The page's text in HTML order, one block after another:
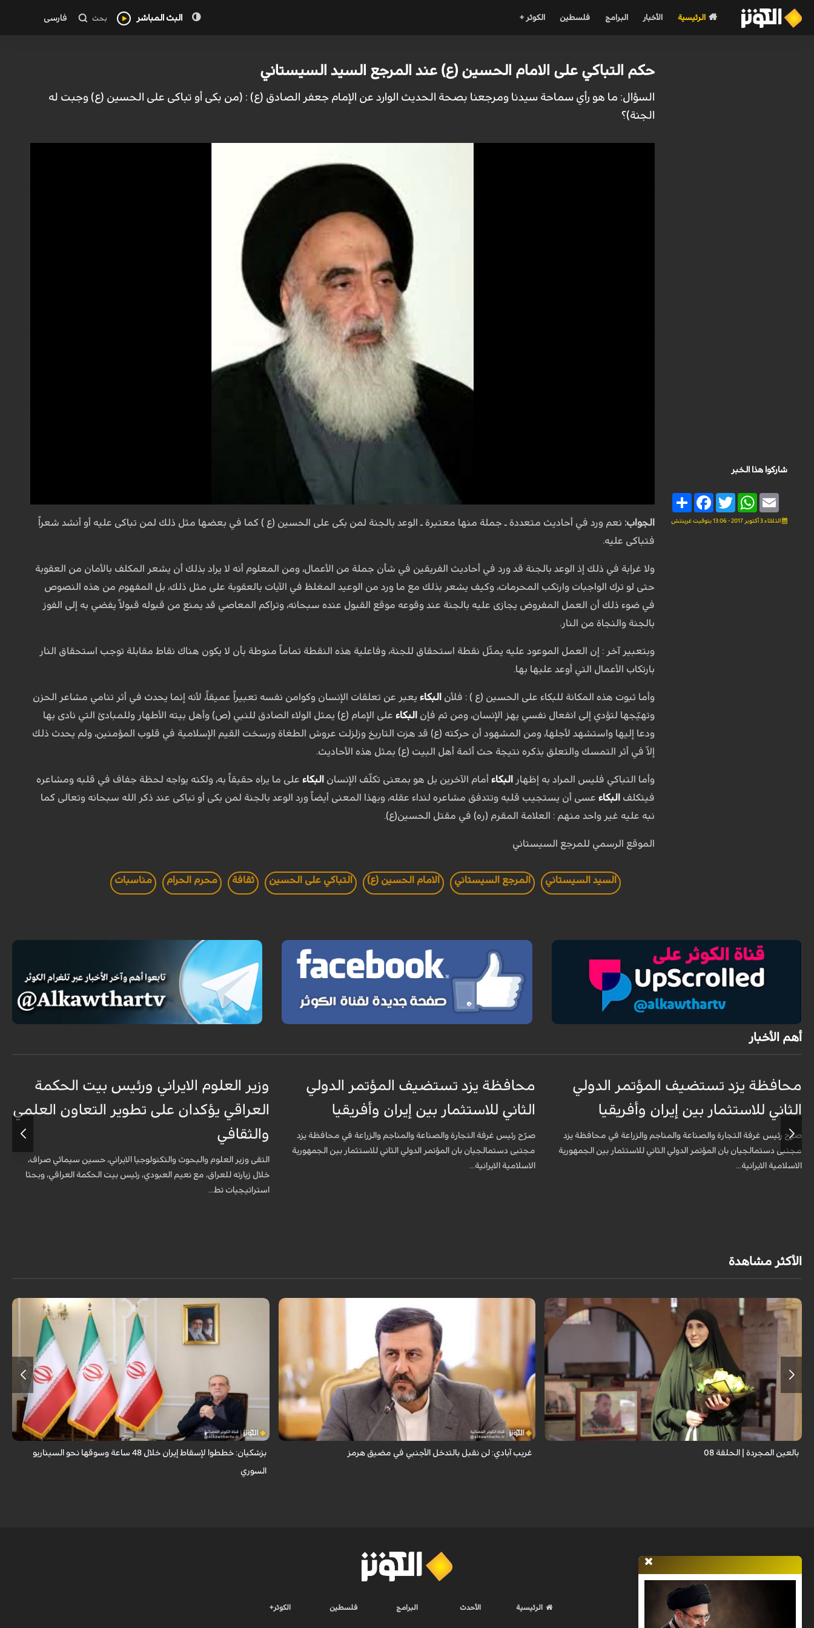
الرئيسية الأخبار البرامج فلسطين الكوثر + البث المباشر بحث فارسی
شاركوا هذا الخبر
Share
FacebookTwitter
WhatsAppEmail
الثلاثاء 3 أكتوبر 2017 - 13:06 بتوقيت غرينتش
حكم التباكي على الامام الحسين (ع) عند المرجع السيد السيستاني
السؤال: ما هو رأي سماحة سيدنا ومرجعنا بصحة الحديث الوارد عن الإمام جعفر الصادق (ع) : (من بكى أو تباكى على الحسين (ع) وجبت له
الجنة)؟
الجواب: نعم ورد في أحاديث متعددة ـ جملة منها معتبرة ـ الوعد بالجنة لمن بكى على الحسين (ع ) كما في بعضها مثل ذلك لمن تباكى عليه أو أنشد شعراً
فتباكى عليه.
ولا غرابة في ذلك إذ الوعد بالجنة قد ورد في أحاديث الفريقين في شأن جملة من الأعمال، ومن المعلوم أنه لا يراد بذلك أن يشعر المكلف بالأمان من العقوبة
حتى لو ترك الواجبات وارتكب المحرمات، وكيف يشعر بذلك مع ما ورد من الوعيد المغلظ في الآيات بالعقوبة على مثل ذلك، بل المفهوم من هذه النصوص
في ضوء ذلك أن العمل المفروض يجازى عليه بالجنة عند وقوعه موقع القبول عنده سبحانه، وتراكم المعاصي قد يمنع من قبوله قبولاً يفضي به إلى الفوز
بالجنة والنجاة من النار.
وبتعبير آخر : إن العمل الموعود عليه يمثّل نقطة استحقاق للجنة، وفاعلية هذه النقطة تماماً منوطة بأن لا يكون هناك نقاط مقابلة توجب استحقاق النار
بارتكاب الأعمال التي أوعد عليها بها.
وأما ثبوت هذه المكانة للبكاء على الحسين (ع ) : فلأن البكاءيعبر عن تعلقات الإنسان وكوامن نفسه تعبيراً عميقاً، لأنه إنما يحدث في أثر تنامي مشاعر الحزن
وتهيّجها لتؤدي إلى انفعال نفسي يهز الإنسان، ومن ثم فإن البكاءعلى الإمام (ع) يمثل الولاء الصادق للنبي (ص) وأهل بيته الأطهار وللمبادئ التي نادى بها
ودعا إليها واستشهد لأجلها، ومن المشهود أن حركته (ع) قد هزت التاريخ وزلزلت عروش الطغاة ورسخت القيم الإسلامية في قلوب المؤمنين، ولم يحدث ذلك
إلاّ في أثر التمسك والتعلق بذكره نتيجة حث أئمة أهل البيت (ع) بمثل هذه الأحاديث.
وأما التباكي فليس المراد به إظهار البكاءأمام الآخرين بل هو بمعنى تكلّف الإنسان البكاءعلى ما يراه حقيقاً به، ولكنه يواجه لحظة جفاف في قلبه ومشاعره
فيتكلف البكاءعسى أن يستجيب قلبه وتتدفق مشاعره لنداء عقله، وبهذا المعنى أيضاً ورد الوعد بالجنة لمن بكى أو تباكى عند ذكر الله سبحانه وتعالى كما
نبه عليه غير واحد منهم : العلامة المقرم (ره) في مقتل الحسين(ع).
الموقع الرسمي للمرجع السيستاني
السيد السيستاني المرجع السيستاني الامام الحسين (ع) التباكي على الحسين ثقافة محرم الحرام مناسبات
أهم الأخبار
محافظة يزد تستضيف المؤتمر الدولي
الثاني للاستثمار بين إيران وأفريقيا
صرّح رئيس غرفة التجارة والصناعة والمناجم والزراعة في محافظة يزد
مجتبى دستمالجيان بان المؤتمر الدولي الثاني للاستثمار بين الجمهورية
الاسلامية الايرانية...
محافظة يزد تستضيف المؤتمر الدولي
الثاني للاستثمار بين إيران وأفريقيا
صرّح رئيس غرفة التجارة والصناعة والمناجم والزراعة في محافظة يزد
مجتبى دستمالجيان بان المؤتمر الدولي الثاني للاستثمار بين الجمهورية
الاسلامية الايرانية...
وزير العلوم الايراني ورئيس بيت الحكمة
العراقي يؤكدان على تطوير التعاون العلمي
والثقافي
التقى وزير العلوم والبحوث والتكنولوجيا الايراني، حسين سيمائي صراف،
خلال زيارته للعراق، مع نعيم العبودي، رئيس بيت الحكمة العراقي، وبحثا
استراتيجيات تط...
الأكثر مشاهدة
برنامج "بالعين المجردة" هو توثيق إنسانيٌّ شجاعٌ للحياة تحت وطأة الحرب، حيث
نستمع فيه إلى شهاداتٍ حيّةٍ لأشخاص عايشوا التفجيرات والدمار، فنرى بعيونهم
بالعين المجردة | الحلقة 08
قال نائب وزير الخارجية الإيراني كاظم غريب آبادي، إن إيران لن تقبل بالتدخل
الأجنبي في مضيق هرمز.
غريب آبادي: لن نقبل بالتدخل الأجنبي في مضيق هرمز
قال الرئيس الايراني مسعود بزشكيان ان الأعداء وضعوا خططًا وتصوروا أن
بإمكانهم السيطرة على إيران خلال 48 ساعة كما فعلوا مع سوريا.
بزشكيان: خططوا لإسقاط إيران خلال 48 ساعة وسوقها نحو السيناريو
السوري
الرئيسية الأحدث البرامج فلسطين الكوثر+